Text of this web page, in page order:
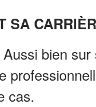
SA
bien sur
cas.